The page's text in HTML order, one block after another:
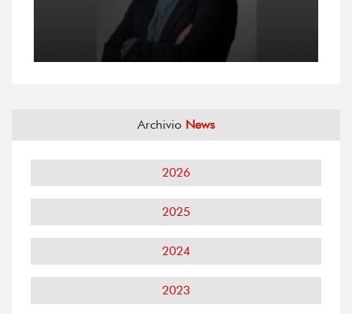
Archivio News
2026
2025
2024
2023